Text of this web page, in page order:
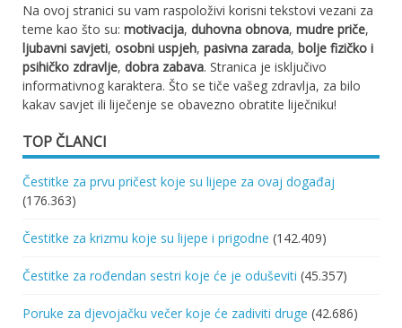
Na ovoj stranici su vam raspoloživi korisni tekstovi vezani za
teme kao što su: motivacija, duhovna obnova, mudre priče,
ljubavni savjeti, osobni uspjeh, pasivna zarada, bolje fizičko i
psihičko zdravlje, dobra zabava. Stranica je isključivo
informativnog karaktera. Što se tiče vašeg zdravlja, za bilo
kakav savjet ili liječenje se obavezno obratite liječniku!
TOP ČLANCI
Čestitke za prvu pričest koje su lijepe za ovaj događaj
(176.363)
Čestitke za krizmu koje su lijepe i prigodne (142.409)
Čestitke za rođendan sestri koje će je oduševiti (45.357)
Poruke za djevojačku večer koje će zadiviti druge (42.686)